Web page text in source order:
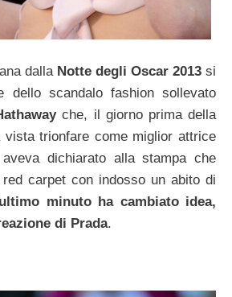
dalla Notte degli Oscar 2013 si
dello scandalo fashion sollevato
che, il giorno prima della
vista trionfare come miglior attrice
dichiarato alla stampa che
carpet con indosso un abito di
minuto ha cambiato idea,
di Prada.